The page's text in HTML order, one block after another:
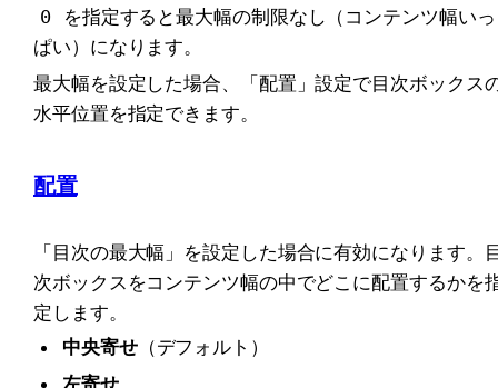
0
を指定すると最大幅の制限なし（コンテンツ幅いっ
ぱい）になります。
最大幅を設定した場合、「配置」設定で目次ボックス
水平位置を指定できます。
配置
「目次の最大幅」を設定した場合に有効になります。
次ボックスをコンテンツ幅の中でどこに配置するかを
定します。
中央寄せ（デフォルト）